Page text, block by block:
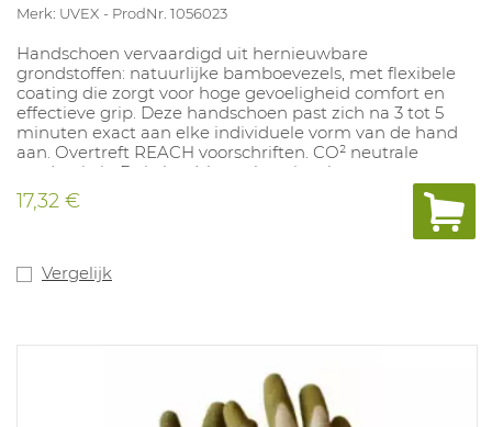
Merk: UVEX ProdNr. 1056023
Handschoen vervaardigd uit hernieuwbare
grondstoffen: natuurlijke bamboevezels, met flexibele
coating die zorgt voor hoge gevoeligheid comfort en
effectieve grip. Deze handschoen past zich na 3 tot 5
minuten exact aan elke individuele vorm van de hand
aan. Overtreft REACH voorschriften. CO² neutrale
productie in Duitsland, korte leveringsketen.
17,32 €
Vergelijk